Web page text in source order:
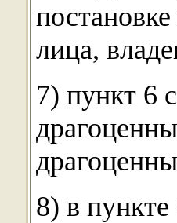
лица,
7) пункт 6
8) в пункте